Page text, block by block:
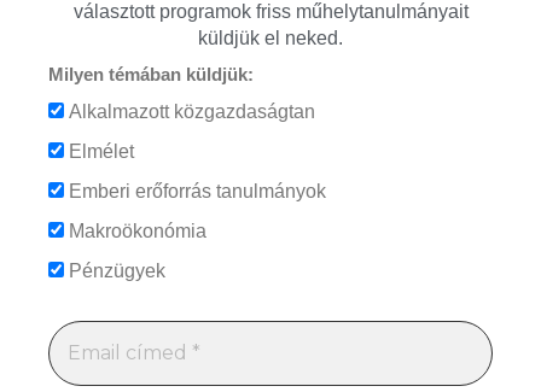
választott programok friss műhelytanulmányait
küldjük el neked.
Milyen témában küldjük:
Alkalmazott közgazdaságtan
Elmélet
Emberi erőforrás tanulmányok
Makroökonómia
Pénzügyek